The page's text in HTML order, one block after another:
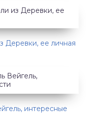
Деревки, ее личная
интересные